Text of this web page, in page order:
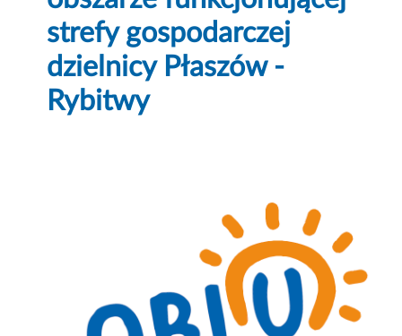
strefy gospodarczej
dzielnicy Płaszów -
Rybitwy